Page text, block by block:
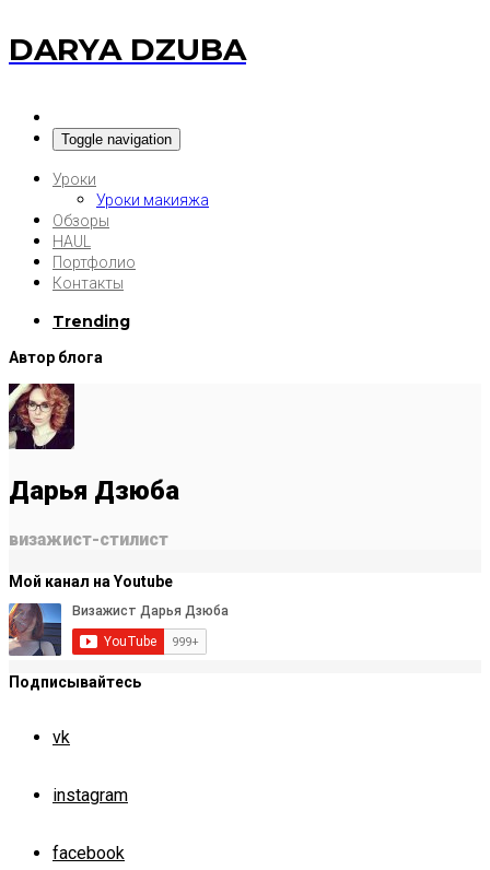
DARYA DZUBA
Toggle navigation
Уроки
Уроки макияжа
Обзоры
HAUL
Портфолио
Контакты
Trending
Автор блога
Дарья Дзюба
визажист-стилист
Мой канал на Youtube
Подписывайтесь
vk
instagram
facebook